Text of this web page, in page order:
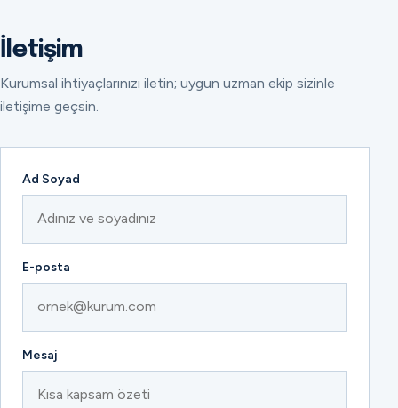
İletişim
Kurumsal ihtiyaçlarınızı iletin; uygun uzman ekip sizinle
iletişime geçsin.
Ad Soyad
E-posta
Mesaj